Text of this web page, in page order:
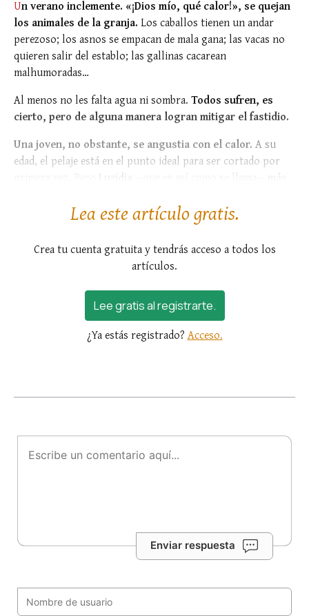
Un verano inclemente. «¡Dios mío, qué calor!», se quejan
los animales de la granja. Los caballos tienen un andar
perezoso; los asnos se empacan de mala gana; las vacas no
quieren salir del establo; las gallinas cacarean
malhumoradas…
Al menos no les falta agua ni sombra. Todos sufren, es
cierto, pero de alguna manera logran mitigar el fastidio.
Una joven, no obstante, se angustia con el calor. A su
edad, el pelaje está en el punto ideal para ser cortado por
Luzidia —que es así como se llama—
más
Lea este artículo gratis.
Crea tu cuenta gratuita y tendrás acceso a todos los
artículos.
Lee gratis al registrarte.
¿Ya estás registrado? Acceso.
Enviar respuesta